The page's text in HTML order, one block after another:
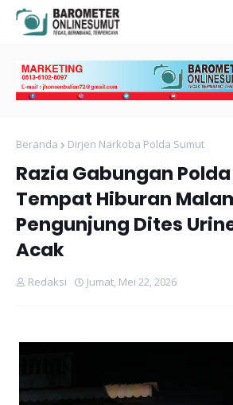
Beranda Dirjen Narkoba Polda Sumut
Razia Gabungan
Tempat Hiburan
Pengunjung Dites
Acak
Redaksi Jumat, Mei 22, 2026